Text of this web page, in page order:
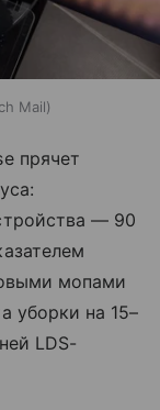
Mail
прячет
— 90
мопами
уборки на 15–
LDS-